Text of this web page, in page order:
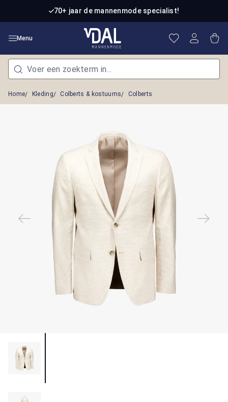
Ga naar de hoofdinhoud70+ jaar de mannenmode specialist!
Menu Je hebt 0
Home Kleding Colberts & kostuums Colberts